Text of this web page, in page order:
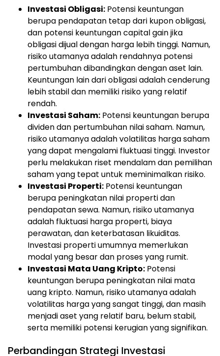
Investasi Obligasi: Potensi keuntungan
berupa pendapatan tetap dari kupon obligasi,
dan potensi keuntungan capital gain jika
obligasi dijual dengan harga lebih tinggi. Namun,
risiko utamanya adalah rendahnya potensi
pertumbuhan dibandingkan dengan aset lain.
Keuntungan lain dari obligasi adalah cenderung
lebih stabil dan memiliki risiko yang relatif
rendah.
Investasi Saham: Potensi keuntungan berupa
dividen dan pertumbuhan nilai saham. Namun,
risiko utamanya adalah volatilitas harga saham
yang dapat mengalami fluktuasi tinggi. Investor
perlu melakukan riset mendalam dan pemilihan
saham yang tepat untuk meminimalkan risiko.
Investasi Properti: Potensi keuntungan
berupa peningkatan nilai properti dan
pendapatan sewa. Namun, risiko utamanya
adalah fluktuasi harga properti, biaya
perawatan, dan keterbatasan likuiditas.
Investasi properti umumnya memerlukan
modal yang besar dan proses yang rumit.
Investasi Mata Uang Kripto: Potensi
keuntungan berupa peningkatan nilai mata
uang kripto. Namun, risiko utamanya adalah
volatilitas harga yang sangat tinggi, dan masih
menjadi aset yang relatif baru, belum stabil,
serta memiliki potensi kerugian yang signifikan.
Perbandingan Strategi Investasi